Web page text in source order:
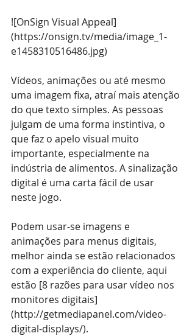
![OnSign Visual Appeal]
(https://onsign.tv/media/image_1-
e1458310516486.jpg)
Vídeos, animações ou até mesmo
uma imagem fixa, atraí mais atenção
do que texto simples. As pessoas
julgam de uma forma instintiva, o
que faz o apelo visual muito
importante, especialmente na
indústria de alimentos. A sinalização
digital é uma carta fácil de usar
neste jogo.
Podem usar-se imagens e
animações para menus digitais,
melhor ainda se estão relacionados
com a experiência do cliente, aqui
estão [8 razões para usar vídeo nos
monitores digitais]
(http://getmediapanel.com/video-
digital-displays/).